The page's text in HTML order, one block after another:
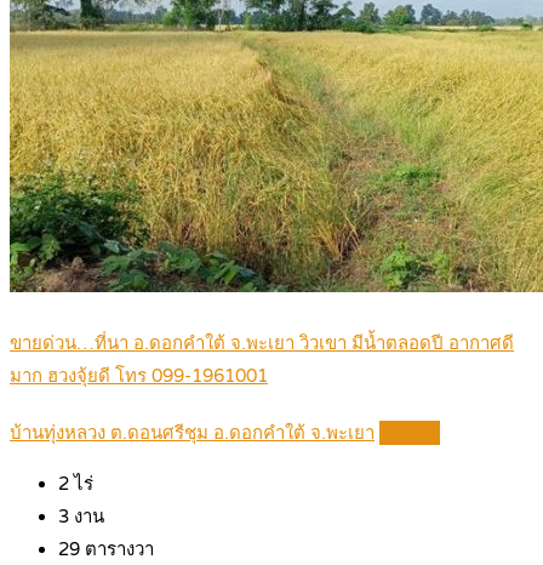
ขายด่วน…ที่นา อ.ดอกคำใต้ จ.พะเยา วิวเขา มีน้ำตลอดปี อากาศดี
มาก ฮวงจุ้ยดี โทร 099-1961001
บ้านทุ่งหลวง ต.ดอนศรีชุม อ.ดอกคำใต้ จ.พะเยา
2ไร่
3 งาน
29 ตารางวา